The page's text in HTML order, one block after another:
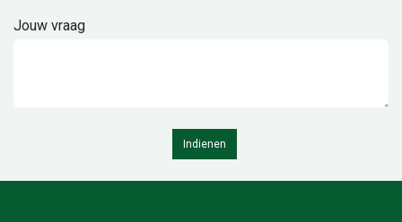
Jouw vraag
Indienen